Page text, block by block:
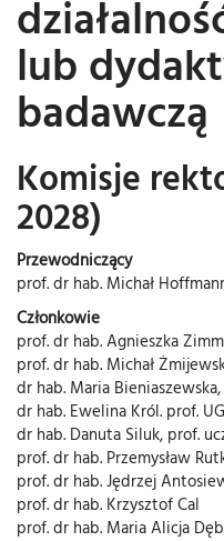
lub
badawczą
Komisje
2028)
Przewodniczący
prof. dr hab. Michał
Członkowie
prof. dr hab. Agnieszka
prof. dr hab. Michał
dr hab. Maria
dr hab. Ewelina Król. prof. UG
dr hab. Danuta Siluk, prof.
prof. dr hab. Przemysław
prof. dr hab. Jędrzej
prof. dr hab. Krzysztof Cal
prof. dr hab. Maria Alicja